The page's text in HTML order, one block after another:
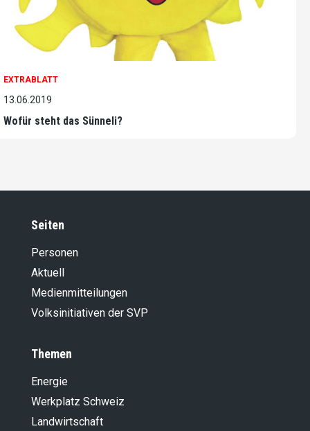
EXTRABLATT
13.06.2019
Wofür steht das Sünneli?
Seiten
Personen
Aktuell
Medienmitteilungen
Volksinitiativen der SVP
Themen
Energie
Werkplatz Schweiz
Landwirt­schaft